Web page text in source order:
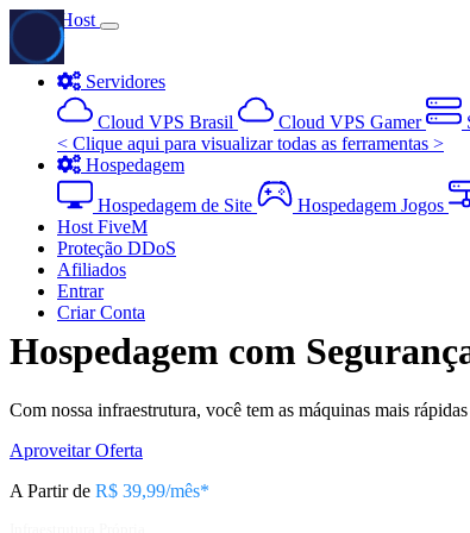
Havic Host
Servidores
Cloud VPS Brasil
Cloud VPS Gamer
< Clique aqui para visualizar todas as ferramentas >
Hospedagem
Hospedagem de Site
Hospedagem Jogos
Host FiveM
Proteção DDoS
Afiliados
Entrar
Criar Conta
Hospedagem com
Com nossa infraestrutura, você tem as máquinas mais
Aproveitar Oferta
A Partir de R$ 39,99/mês*